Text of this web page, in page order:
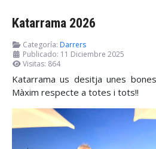
Katarrama 2026
Categoría: Darrers
Publicado: 11 Diciembre 2025
Visitas: 864
Katarrama us desitja unes
Màxim respecte a totes i tots!!